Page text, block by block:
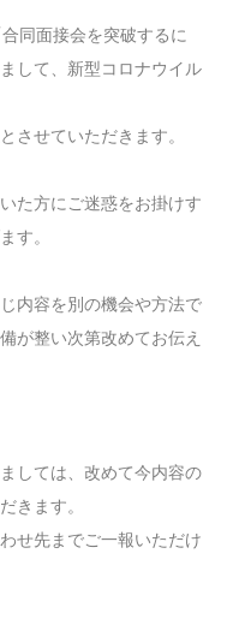
同面接会を突破するに
して、新型コロナウイル
させていただきます。
た方にご迷惑をお掛けす
す。
内容を別の機会や方法で
が整い次第改めてお伝え
しては、改めて今内容の
きます。
せ先までご一報いただけ